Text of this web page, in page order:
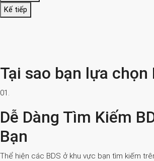
Kế tiếp
Tại sao bạn lựa chọn
01.
Dễ Dàng Tìm Kiếm
Bạn
Thể hiện các BDS ở khu vực bạn tìm kiếm